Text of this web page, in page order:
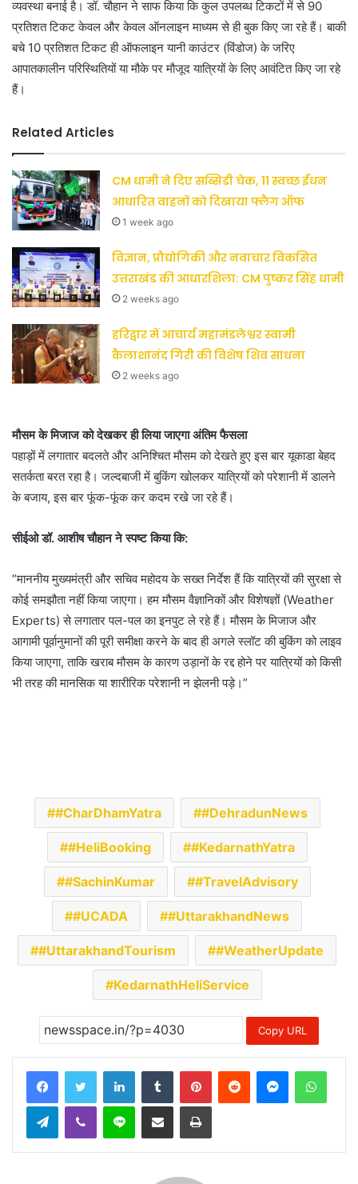
व्यवस्था बनाई है। डॉ. चौहान ने साफ किया कि कुल उपलब्ध टिकटों में से 90
प्रतिशत टिकट केवल और केवल ऑनलाइन माध्यम से ही बुक किए जा रहे हैं। बाकी
बचे 10 प्रतिशत टिकट ही ऑफलाइन यानी काउंटर (विंडोज) के जरिए
आपातकालीन परिस्थितियों या मौके पर मौजूद यात्रियों के लिए आवंटित किए जा रहे
हैं।
Related Articles
CM धामी ने दिए सब्सिडी चेक, 11 स्वच्छ ईंधन
आधारित वाहनों को दिखाया फ्लैग ऑफ
1 week ago
विज्ञान, प्रौद्योगिकी और नवाचार विकसित
उत्तराखंड की आधारशिला: CM पुष्कर सिंह धामी
2 weeks ago
हरिद्वार में आचार्य महामंडलेश्वर स्वामी
कैलाशानंद गिरी की विशेष शिव साधना
2 weeks ago
मौसम के मिजाज को देखकर ही लिया जाएगा अंतिम फैसला
पहाड़ों में लगातार बदलते और अनिश्चित मौसम को देखते हुए इस बार यूकाडा बेहद
सतर्कता बरत रहा है। जल्दबाजी में बुकिंग खोलकर यात्रियों को परेशानी में डालने
के बजाय, इस बार फूंक-फूंक कर कदम रखे जा रहे हैं।
सीईओ डॉ. आशीष चौहान ने स्पष्ट किया कि:
“माननीय मुख्यमंत्री और सचिव महोदय के सख्त निर्देश हैं कि यात्रियों की सुरक्षा से
कोई समझौता नहीं किया जाएगा। हम मौसम वैज्ञानिकों और विशेषज्ञों (Weather
Experts) से लगातार पल-पल का इनपुट ले रहे हैं। मौसम के मिजाज और
आगामी पूर्वानुमानों की पूरी समीक्षा करने के बाद ही अगले स्लॉट की बुकिंग को लाइव
किया जाएगा, ताकि खराब मौसम के कारण उड़ानों के रद्द होने पर यात्रियों को किसी
भी तरह की मानसिक या शारीरिक परेशानी न झेलनी पड़े।”
#CharDhamYatra #DehradunNews
#HeliBooking #KedarnathYatra
#SachinKumar #TravelAdvisory
#UCADA #UttarakhandNews
#UttarakhandTourism #WeatherUpdate
KedarnathHeliService
Copy URL
LinkedInTumblr PinterestReddit Messenger
TelegramViber Line Share via Email Print